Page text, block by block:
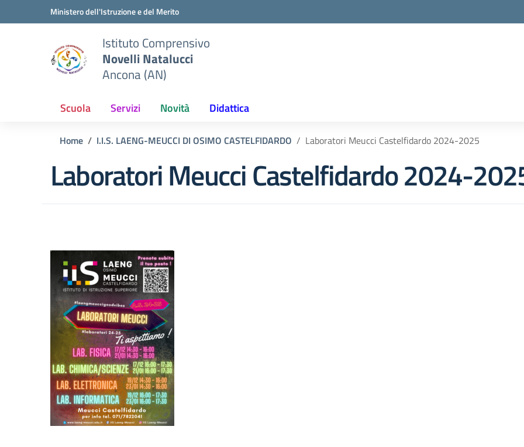
Vai ai contenuti
Vai al menu di navigazioneMinistero dell'Istruzione e del Merito
Istituto Comprensivo
Novelli Natalucci
Ancona (AN)
Scuola Servizi Novità Didattica
Home I.I.S. LAENG-MEUCCI DI OSIMO CASTELFIDARDO Laboratori Meucci Castelfidardo 2024-2025
Laboratori Meucci Castelfidardo 2024-